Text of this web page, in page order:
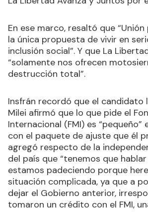
En ese marco, resaltó que
la única propuesta de vivir en
inclusión social”. Y que La
“solamente nos ofrecen
destrucción total”.
Insfrán recordó que el candidato
Milei afirmó que lo que pide el
Internacional (FMI) es “pequeño”
con el paquete de ajuste que él
agregó respecto de la
del país que “tenemos que
estamos padeciendo porque
situación complicada, ya que a
dejar el Gobierno anterior,
tomaron un crédito con el FMI,